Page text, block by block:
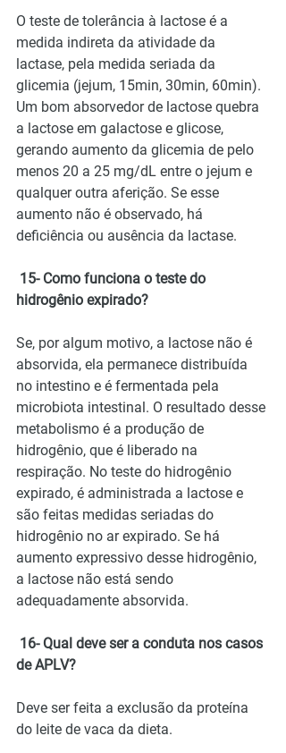
O teste de tolerância à lactose é a
medida indireta da atividade da
lactase, pela medida seriada da
glicemia (jejum, 15min, 30min, 60min).
Um bom absorvedor de lactose quebra
a lactose em galactose e glicose,
gerando aumento da glicemia de pelo
menos 20 a 25 mg/dL entre o jejum e
qualquer outra aferição. Se esse
aumento não é observado, há
deficiência ou ausência da lactase.
hidrogênio expirado?
Se, por algum motivo, a lactose não é
absorvida, ela permanece distribuída
no intestino e é fermentada pela
microbiota intestinal. O resultado desse
metabolismo é a produção de
hidrogênio, que é liberado na
respiração. No teste do hidrogênio
expirado, é administrada a lactose e
são feitas medidas seriadas do
hidrogênio no ar expirado. Se há
aumento expressivo desse hidrogênio,
a lactose não está sendo
adequadamente absorvida.
de APLV?
Deve ser feita a exclusão da proteína
do leite de vaca da dieta.